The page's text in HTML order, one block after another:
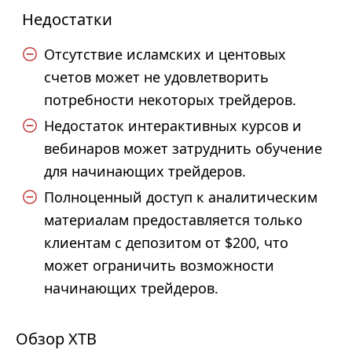
Недостатки
Отсутствие исламских и центовых
счетов может не удовлетворить
потребности некоторых трейдеров.
Недостаток интерактивных курсов и
вебинаров может затруднить обучение
для начинающих трейдеров.
Полноценный доступ к аналитическим
материалам предоставляется только
клиентам с депозитом от $200, что
может ограничить возможности
начинающих трейдеров.
Обзор XTB